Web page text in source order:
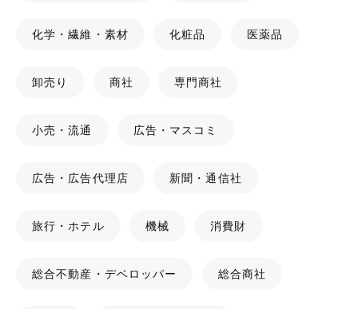
化学・繊維・素材 化粧品 医薬品
卸売り 商社 専門商社
小売・流通 広告・マスコミ
広告・広告代理店 新聞・通信社
旅行・ホテル 機械 消費財
総合不動産・デベロッパー 総合商社